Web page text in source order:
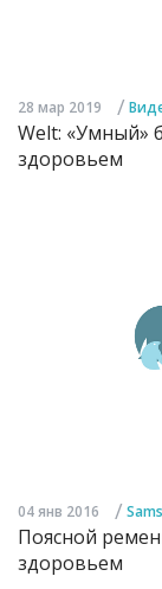
28 мар 2019 /
Welt: «Умный»
здоровьем
04 янв 2016 /
Поясной
здоровьем